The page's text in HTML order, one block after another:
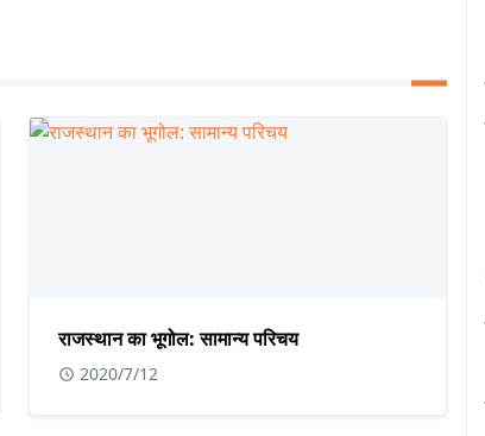
राजस्थान का भूगोल: सामान्य परिचय
2020/7/12